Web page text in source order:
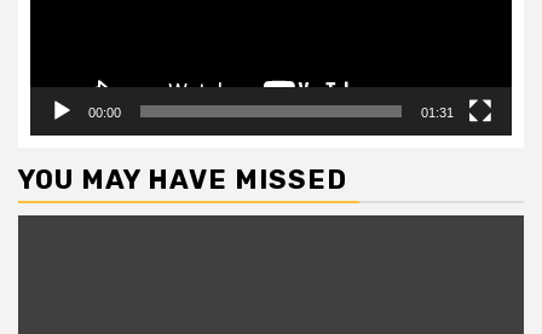
00:00 01:31
YOU MAY HAVE MISSED